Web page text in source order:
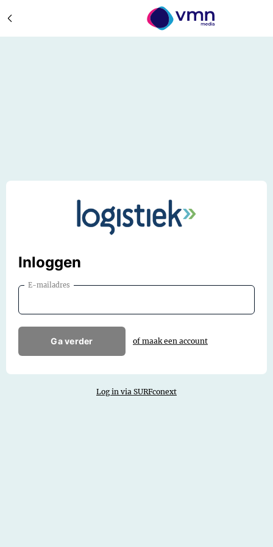
Inloggen
E-mailadres
Ga verder of maak een account
Log in via SURFconext